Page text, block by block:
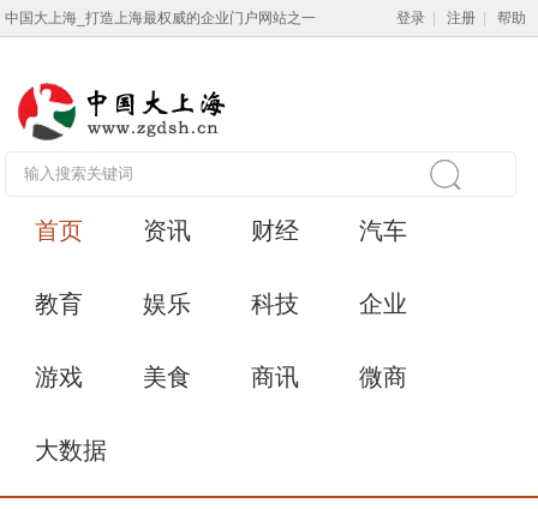
中国大上海_打造上海最权威的企业门户网站之一 登录 注册 帮助
首页 资讯 财经 汽车
教育 娱乐 科技 企业
游戏 美食 商讯 微商
大数据